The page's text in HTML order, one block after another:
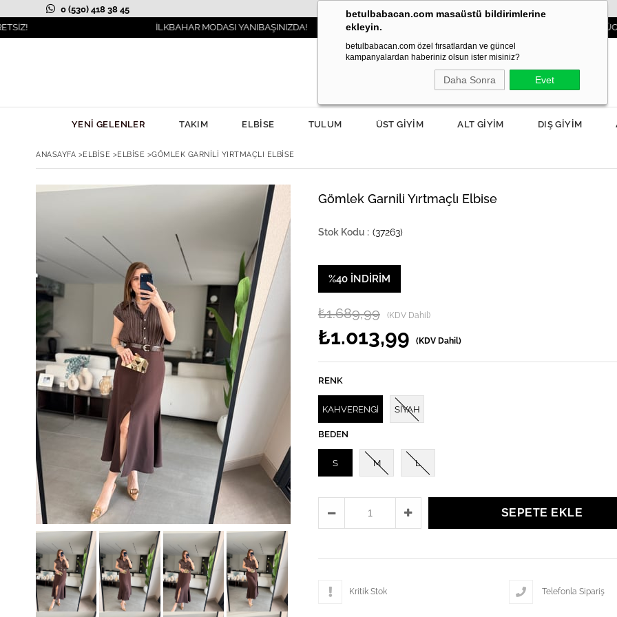
0 (530) 418 38 45
İLKBAHAR MODASI YANIBAŞINIZDA!
betulbabacan.com masaüstü bildirimlerine
ekleyin.
betulbabacan.com özel fırsatlardan ve güncel
kampanyalardan haberiniz olsun ister misiniz?
Daha Sonra Evet
YENİ GELENLER TAKIM ELBİSE TULUM ÜST GİYİM ALT GİYİM DIŞ GİYİM
ANASAYFA >ELBİSE >ELBİSE >GÖMLEK GARNILI YIRTMAÇLI ELBISE
Gömlek Garnili Yırtmaçlı Elbise
(37263)
%40 İNDIRIM
₺1.689,99 (KDV Dahil)
₺1.013,99 (KDV Dahil)
RENK
KAHVERENGİ SİYAH
BEDEN
S M L
Kritik Stok Telefonla Sipariş